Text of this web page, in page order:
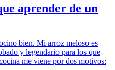
aprender de un
bien. Mi arroz meloso es
y legendario para los que
me viene por dos motivos: